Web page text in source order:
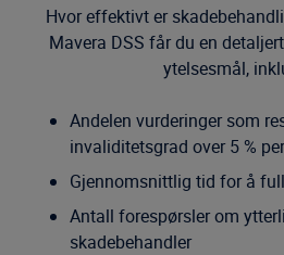
Hvor effektivt er
Mavera DSS får du en
ytelsesmål,
Andelen vurderinger som
invaliditetsgrad over 5 %
Gjennomsnittlig tid for å
Antall forespørsler om
skadebehandler